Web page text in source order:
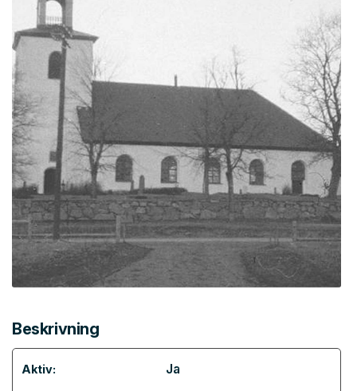
Beskrivning
Aktiv: Ja